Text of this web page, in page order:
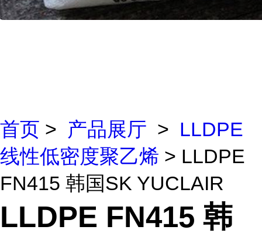
首页 > 产品展厅 > LLDPE
线性低密度聚乙烯 > LLDPE
FN415 韩国SK YUCLAIR
LLDPE FN415 韩